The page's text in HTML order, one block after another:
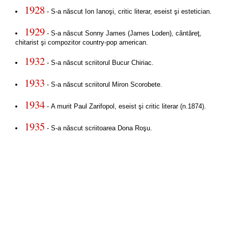
1928- S-a născut Ion Ianoşi, critic literar, eseist şi estetician.
1929- S-a născut Sonny James (James Loden), cântăreţ,
chitarist şi compozitor country-pop american.
1932- S-a născut scriitorul Bucur Chiriac.
1933 - S-a născut scriitorul Miron Scorobete.
1934- A murit Paul Zarifopol, eseist şi critic literar (n.1874).
1935 - S-a născut scriitoarea Dona Roşu.